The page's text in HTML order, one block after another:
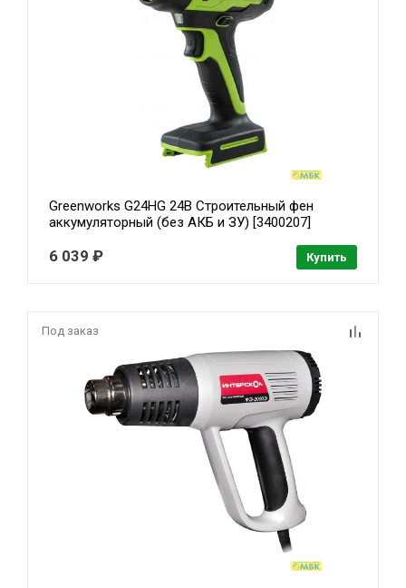
Greenworks G24HG 24В Строительный фен
аккумуляторный (без АКБ и ЗУ) [3400207]
6 039 ₽ Купить
Под заказ